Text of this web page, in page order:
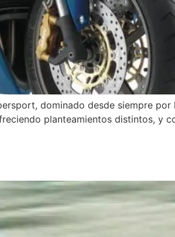
dominado desde siempre
planteamientos distintos, y